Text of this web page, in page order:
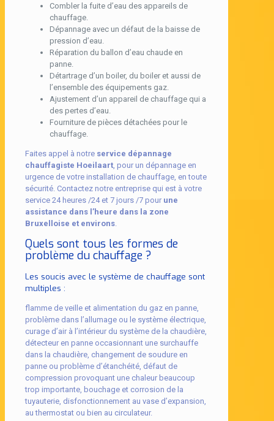
Combler la fuite d’eau des appareils de
chauffage.
Dépannage avec un défaut de la baisse de
pression d’eau.
Réparation du ballon d’eau chaude en
panne.
Détartrage d’un boiler, du boiler et aussi de
l’ensemble des équipements gaz.
Ajustement d’un appareil de chauffage qui a
des pertes d’eau.
Fourniture de pièces détachées pour le
chauffage.
Faites appel à notre service dépannage
chauffagiste Hoeilaart, pour un dépannage en
urgence de votre installation de chauffage, en toute
sécurité. Contactez notre entreprise qui est à votre
service 24 heures /24 et 7 jours /7 pour une
assistance dans l’heure dans la zone
Bruxelloise et environs.
Quels sont tous les formes de
problème du chauffage ?
Les soucis avec le système de chauffage sont
multiples :
flamme de veille et alimentation du gaz en panne,
problème dans l’allumage ou le système électrique,
curage d’air à l’intérieur du système de la chaudière,
détecteur en panne occasionnant une surchauffe
dans la chaudière, changement de soudure en
panne ou problème d’étanchéité, défaut de
compression provoquant une chaleur beaucoup
trop importante, bouchage et corrosion de la
tuyauterie, disfonctionnement au vase d’expansion,
au thermostat ou bien au circulateur.